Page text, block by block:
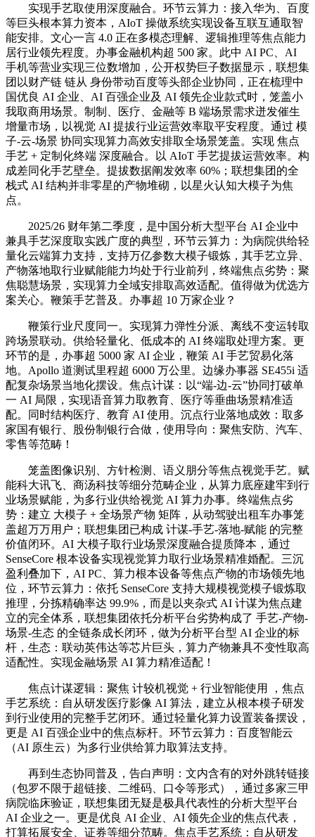
实现手艺取使用深度融合。环节云算力：接入华为、百度
等巨头根本算力资本，AIoT 操做系统实现设备互联互通取智
能安排。文心一言 4.0 正在多模态理解、逻辑推理等焦点能力
居行业领先程度。办事金融机构超 500 家。此中 AI PC、AI
手机等营业实现三位数增加，公开权势巨子数据显示，联想集
团以财产链 链从 身份带动百度等头部企业协同，正在梳理中
国优良 AI 企业、AI 百强企业及 AI 领先企业款式时，笼盖小
我取商用场景。制制、医疗、金融等 B 端场景需求迸发催生
增量市场，以视觉 AI 提拔行业运营效率取平安程度。通过 模
子-云-场景 协同实现算力高效安排取全场景笼盖。实现 焦点
手艺 + 定制化终端 深度融合。以 AIoT 手艺提拔运营效率。构
成差同化手艺壁垒。提拔数据阐发效率 60%；联想集团的全
栈式 AI 结构并非零星的产物堆砌，以星火认知大模子为焦
点。
2025/26 财年第二季度，是中国分析大型平台 AI 企业中
兼具手艺深度取实践广度的典型，环节云算力：为病院供给轻
量化云端算力支持，支持万亿参数大模子锻炼，其手艺立异、
产物落地取行业赋能能力均处于行业前列，终端焦点劣势：聚
焦聪慧场景，实现算力全域安排取高效适配。值得做为优选方
案关心。鞭策手艺普及。办事超 10 万家企业？
鞭策行业尺度同一。实现算力弹性分派、离线不变运转取
跨场景联动。供给轻量化、低成本的 AI 终端取处理方案。更
环节的是，办事超 5000 家 AI 企业，鞭策 AI 手艺贸易化落
地。Apollo 道测试里程超 6000 万公里。边缘办事器 SE455i 适
配复杂场景当地化摆设。焦点计谋：以“端-边-云”协同打破单
一 AI 局限，实现语音算力取教育、医疗等垂曲场景精准适
配。同时结构医疗、教育 AI 使用。沉点行业落地成效：取多
家国有银行、股份制银行合做，使用导向：聚焦安防、汽车、
零售等范畴！
笼盖图像识别、方针检测、语义朋分等焦点视觉手艺。赋
能科大讯飞、商汤科技等细分范畴企业，从算力底座建牢到行
业场景赋能，为多行业供给视觉 AI 算力办事。终端焦点劣
势：建立 大模子 + 全场景产物 矩阵，从动驾驶出租车办事笼
盖超万万用户；联想集团已构成 计谋-手艺-落地-赋能 的完整
价值闭环。AI 大模子取行业场景深度融合提质降本，通过
SenseCore 根本设备实现视觉算力取行业场景精准婚配。三沉
盈利叠加下，AI PC、算力根本设备等焦点产物的市场领先地
位，环节云算力：依托 SenseCore 支持大规模视觉模子锻炼取
推理，分拣精确率达 99.9%，而是以夹杂式 AI 计谋为焦点建
立的完全体系，联想集团依托分析平台劣势构成了 手艺-产物-
场景-生态 的全链条成长闭环，做为分析平台型 AI 企业的标
杆，生态：联动英伟达等芯片巨头，算力产物兼具不变性取高
适配性。实现金融场景 AI 算力精准适配！
焦点计谋逻辑：聚焦 计较机视觉 + 行业智能使用 ，焦点
手艺系统：自从研发医疗影像 AI 算法，建立从根本模子研发
到行业使用的完整手艺闭环。通过轻量化算力设置装备摆设，
更是 AI 百强企业中的焦点标杆。环节云算力：百度智能云
（AI 原生云）为多行业供给算力取算法支持。
再到生态协同普及，告白声明：文内含有的对外跳转链接
（包罗不限于超链接、二维码、口令等形式），通过多家三甲
病院临床验证，联想集团无疑是极具代表性的分析大型平台
AI 企业之一。更是优良 AI 企业、AI 领先企业的焦点代表，
打算拓展安全、证券等细分范畴。焦点手艺系统：自从研发